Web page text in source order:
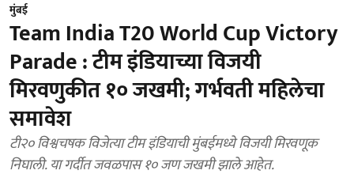
मुंबई
Team India T20 World Cup Victory
Parade : टीम इंडियाच्या विजयी
मिरवणुकीत १० जखमी; गर्भवती महिलेचा
समावेश
टी२० विश्वचषक विजेत्या टीम इंडियाची मुंबईमध्ये विजयी मिरवणूक
निघाली. या गर्दीत जवळपास १० जण जखमी झाले आहेत.